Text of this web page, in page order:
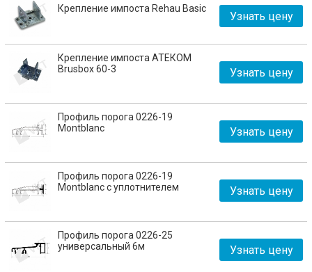
Крепление импоста Rehau Basic
Узнать цену
Крепление импоста АТЕКОМ
Brusbox 60-3
Узнать цену
Профиль порога 0226-19
Montblanc
Узнать цену
Профиль порога 0226-19
Montblanc с уплотнителем
Узнать цену
Профиль порога 0226-25
универсальный 6м
Узнать цену